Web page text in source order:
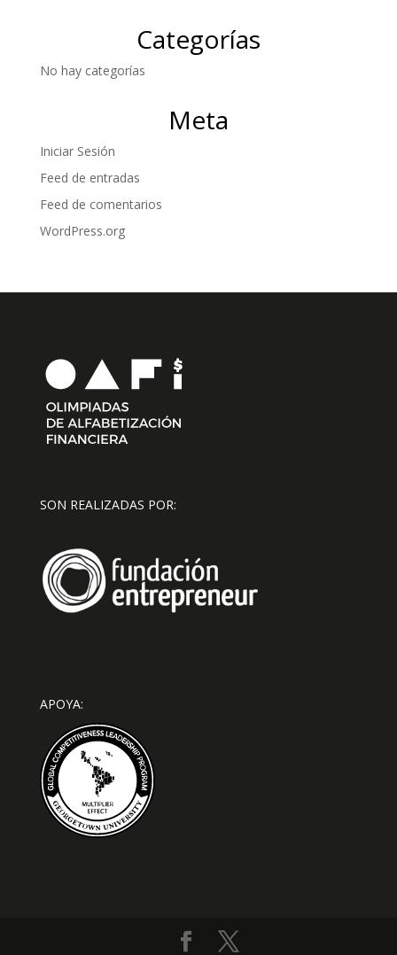
Categorías
No hay categorías
Meta
Iniciar Sesión
Feed de entradas
Feed de comentarios
WordPress.org
SON REALIZADAS POR:
APOYA: